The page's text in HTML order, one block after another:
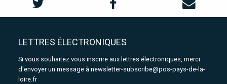
LETTRES ÉLECTRONIQUES
Si vous souhaitez vous inscrire aux lettres électroniques, merci
d'envoyer un message à newsletter-subscribe@pos-pays-de-la-
loire.fr